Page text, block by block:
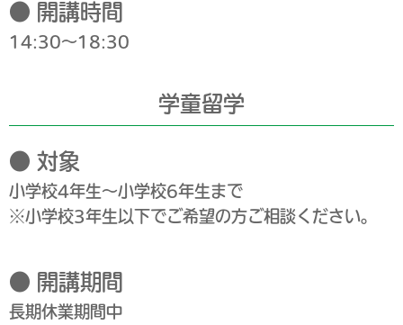
● 開講時間
14:30～18:30
学童留学
● 対象
小学校4年生～小学校6年生まで
※小学校3年生以下でご希望の方ご相談ください。
● 開講期間
長期休業期間中